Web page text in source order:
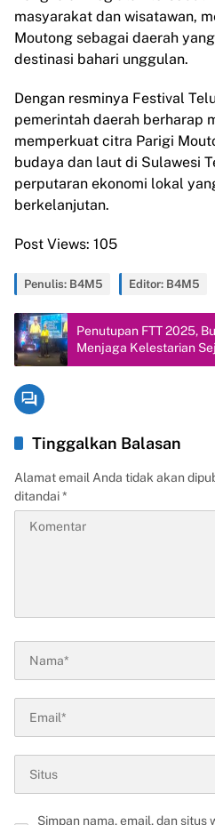
masyarakat dan wisatawan,
Moutong sebagai daerah
destinasi bahari unggulan.
Dengan resminya Festival
pemerintah daerah berharap
memperkuat citra Parigi
budaya dan laut di Sulawesi
perputaran ekonomi lokal
berkelanjutan.
Post Views: 105
Penulis: B4M5 Editor: B4M5
Penutupan FTT 2025,
Menjaga Kelestarian
Kekayaan Bahari
Tinggalkan Balasan
Alamat email Anda tidak akan
ditandai*
Simpan nama, email, dan situs